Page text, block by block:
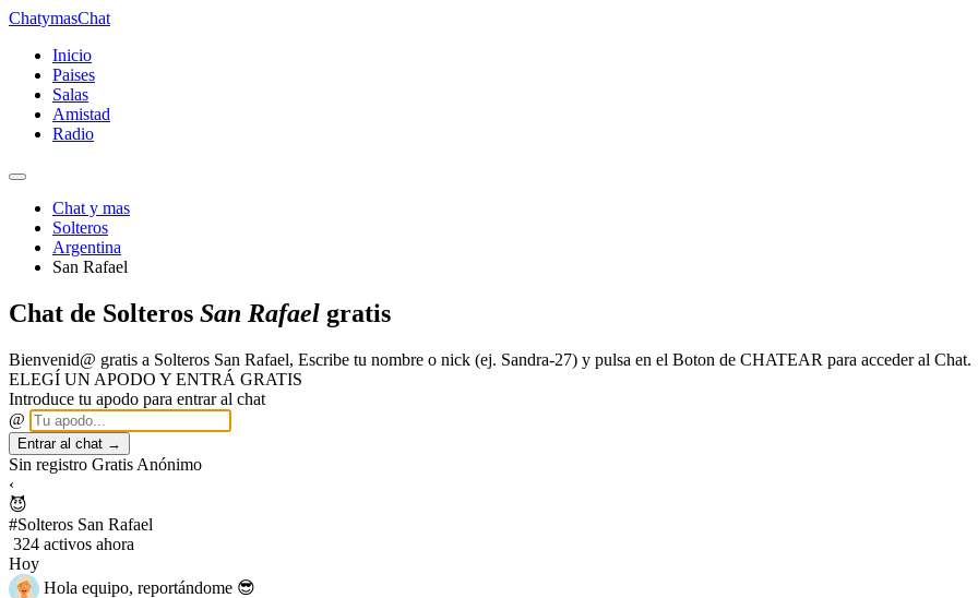
ChatymasChat
Inicio
Paises
Salas
Amistad
Radio
Chat y mas
Solteros
Argentina
San Rafael
Chat de Solteros San Rafael gratis
Bienvenid@ gratis a Solteros San Rafael, Escribe tu nombre o nick (ej. Sandra-27) y pulsa en el Boton de CHATEAR para acceder al Chat.
ELEGÍ UN APODO Y ENTRÁ GRATIS
Introduce tu apodo para entrar al chat
@
Entrar al chat →
Sin registro Gratis Anónimo
‹
😈
#Solteros San Rafael
324 activos ahora
Hoy
Hola equipo, reportándome 😎